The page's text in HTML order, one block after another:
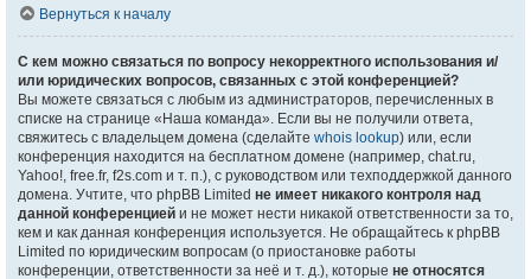
Вернуться к началу
С кем можно связаться по вопросу некорректного использования и/
или юридических вопросов, связанных с этой конференцией?
Вы можете связаться с любым из администраторов, перечисленных в
списке на странице «Наша команда». Если вы не получили ответа,
свяжитесь с владельцем домена (сделайте whois lookup) или, если
конференция находится на бесплатном домене (например, chat.ru,
Yahoo!, free.fr, f2s.com и т. п.), с руководством или техподдержкой данного
домена. Учтите, что phpBB Limited не имеет никакого контроля над
данной конференцией и не может нести никакой ответственности за то,
кем и как данная конференция используется. Не обращайтесь к phpBB
Limited по юридическим вопросам (о приостановке работы
конференции, ответственности за неё и т. д.), которые не относятся